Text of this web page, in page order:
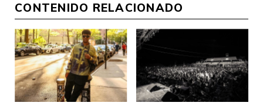
CONTENIDO RELACIONADO